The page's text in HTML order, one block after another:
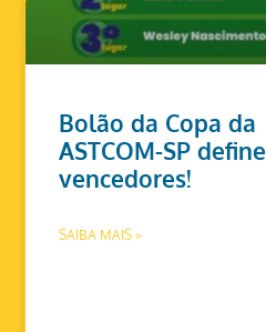
Bolão da Copa da
ASTCOM-SP define
vencedores!
SAIBA MAIS »